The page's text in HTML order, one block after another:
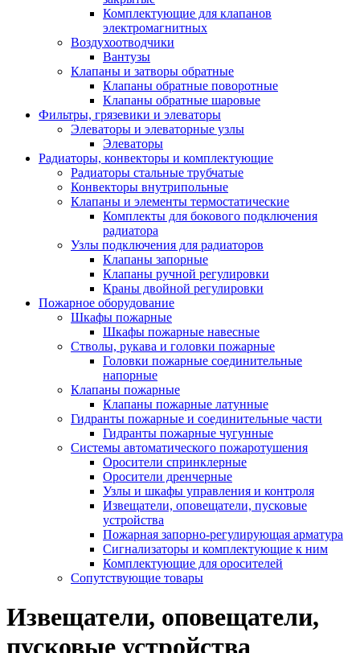
Комплектующие для клапанов
электромагнитных
Воздухоотводчики
Вантузы
Клапаны и затворы обратные
Клапаны обратные поворотные
Клапаны обратные шаровые
Фильтры, грязевики и элеваторы
Элеваторы и элеваторные узлы
Элеваторы
Радиаторы, конвекторы и комплектующие
Радиаторы стальные трубчатые
Конвекторы внутрипольные
Клапаны и элементы термостатические
Комплекты для бокового подключения
радиатора
Узлы подключения для радиаторов
Клапаны запорные
Клапаны ручной регулировки
Краны двойной регулировки
Пожарное оборудование
Шкафы пожарные
Шкафы пожарные навесные
Стволы, рукава и головки пожарные
Головки пожарные соединительные
напорные
Клапаны пожарные
Клапаны пожарные латунные
Гидранты пожарные и соединительные части
Гидранты пожарные чугунные
Системы автоматического пожаротушения
Оросители спринклерные
Оросители дренчерные
Узлы и шкафы управления и контроля
Извещатели, оповещатели, пусковые
устройства
Пожарная запорно-регулирующая арматура
Сигнализаторы и комплектующие к ним
Комплектующие для оросителей
Сопутствующие товары
Извещатели, оповещатели,
пусковые устройства